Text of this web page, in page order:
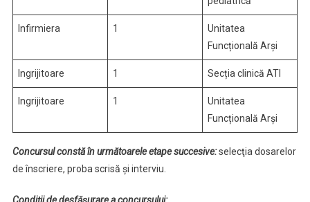
Infirmiera 1
Unitatea
Funcțională Arși
Ingrijitoare 1 Secția clinică ATI
Ingrijitoare 1
Unitatea
Funcțională Arși
Concursul constă în următoarele etape succesive:selecţia dosarelor
de înscriere, proba scrisă și interviu.
Condiţii de desfăşurare a concursului: